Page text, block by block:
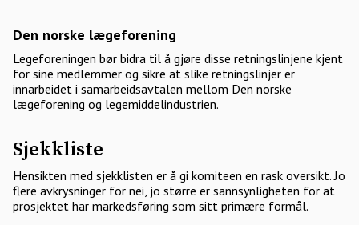
Den norske lægeforening
Legeforeningen bør bidra til å gjøre disse retningslinjene kjent
for sine medlemmer og sikre at slike retningslinjer er
innarbeidet i samarbeidsavtalen mellom Den norske
lægeforening og legemiddelindustrien.
Sjekkliste
Hensikten med sjekklisten er å gi komiteen en rask oversikt. Jo
flere avkrysninger for nei, jo større er sannsynligheten for at
prosjektet har markedsføring som sitt primære formål.